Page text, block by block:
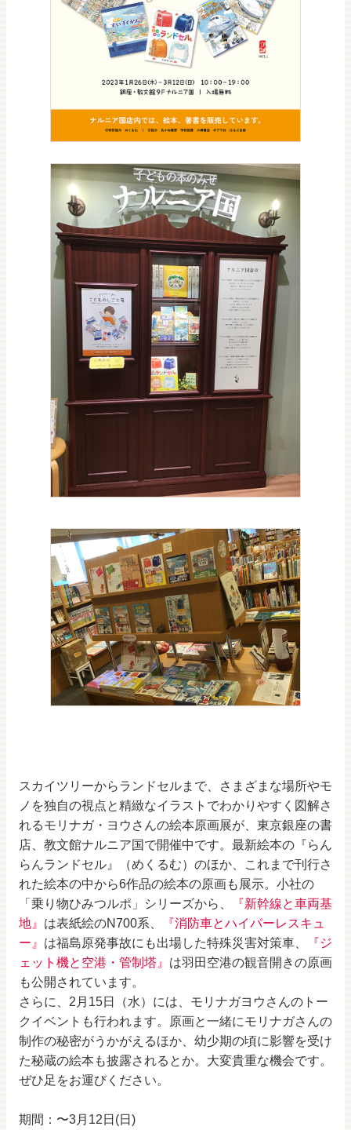
スカイツリーからランドセルまで、さまざまな場所やモ
ノを独自の視点と精緻なイラストでわかりやすく図解さ
れるモリナガ・ヨウさんの絵本原画展が、東京銀座の書
店、教文館ナルニア国で開催中です。最新絵本の『らん
らんランドセル』（めくるむ）のほか、これまで刊行さ
れた絵本の中から6作品の絵本の原画も展示。小社の
「乗り物ひみつルポ」シリーズから、
『新幹線と車両基
地』 は表紙絵のN700系、
『消防車とハイパーレスキュ
ー』 は福島原発事故にも出場した特殊災害対策車、
『ジ
ェット機と空港・管制塔』 は羽田空港の観音開きの原画
も公開されています。
さらに、2月15日（水）には、モリナガヨウさんのトー
クイベントも行われます。原画と一緒にモリナガさんの
制作の秘密がうかがえるほか、幼少期の頃に影響を受け
た秘蔵の絵本も披露されるとか。大変貴重な機会です。
ぜひ足をお運びください。
期間：〜3月12日(日)